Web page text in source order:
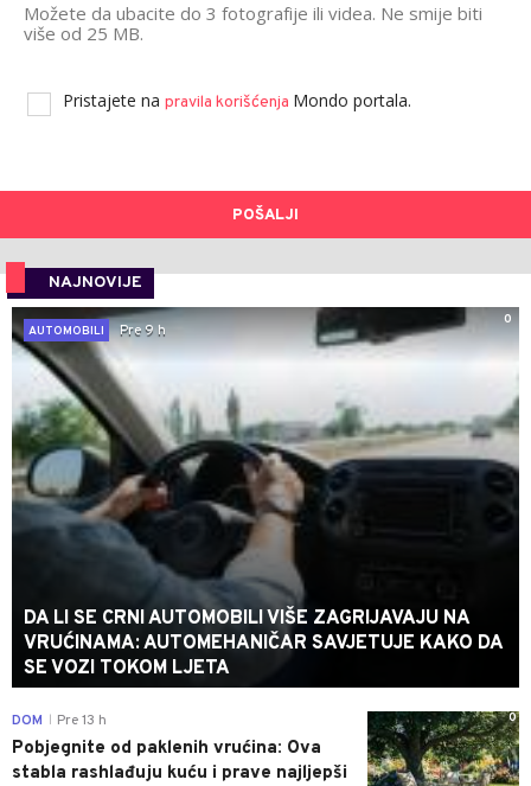
Možete da ubacite do 3 fotografije ili videa. Ne smije biti
više od 25 MB.
Pristajete na pravila korišćenja Mondo portala.
POŠALJI
NAJNOVIJE
0
AUTOMOBILI
Pre 9 h
DA LI SE CRNI AUTOMOBILI VIŠE ZAGRIJAVAJU NA
VRUĆINAMA: AUTOMEHANIČAR SAVJETUJE KAKO DA
SE VOZI TOKOM LJETA
0
DOM Pre 13 h
Pobjegnite od paklenih vrućina: Ova
stabla rashlađuju kuću i prave najljepši